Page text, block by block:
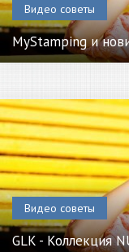
Видео советы
MyStamping и
Видео советы
GLK - Коллекция